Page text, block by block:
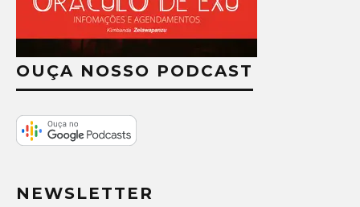
OUÇA NOSSO PODCAST
NEWSLETTER